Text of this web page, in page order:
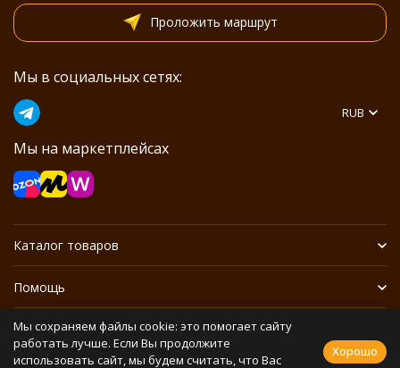
Проложить маршрут
Мы в социальных сетях:
Мы на маркетплейсах
RUB
Каталог товаров
Помощь
Информация
Мы сохраняем файлы cookie: это помогает сайту
работать лучше. Если Вы продолжите
использовать сайт, мы будем считать, что Вас
Хорошо